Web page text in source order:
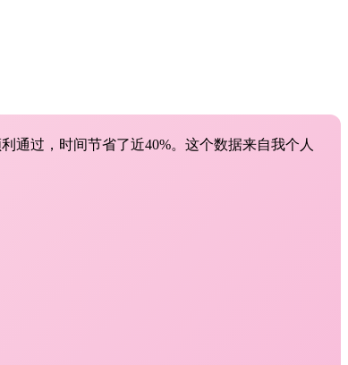
通过，时间节省了近40%。这个数据来自我个人